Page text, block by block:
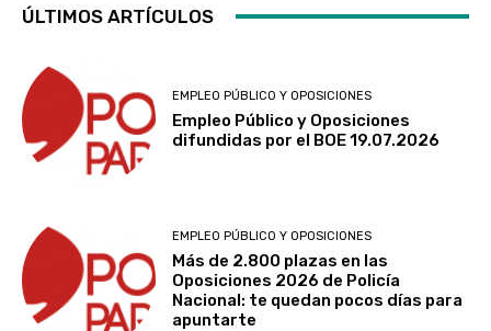
ÚLTIMOS ARTÍCULOS
EMPLEO PÚBLICO Y OPOSICIONES
Empleo Público y Oposiciones
difundidas por el BOE 19.07.2026
EMPLEO PÚBLICO Y OPOSICIONES
Más de 2.800 plazas en las
Oposiciones 2026 de Policía
Nacional: te quedan pocos días para
apuntarte